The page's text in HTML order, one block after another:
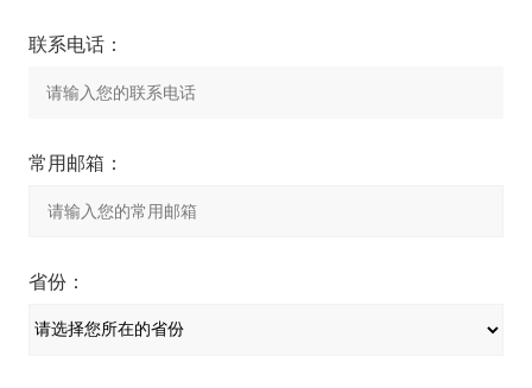
联系电话：
常用邮箱：
省份：